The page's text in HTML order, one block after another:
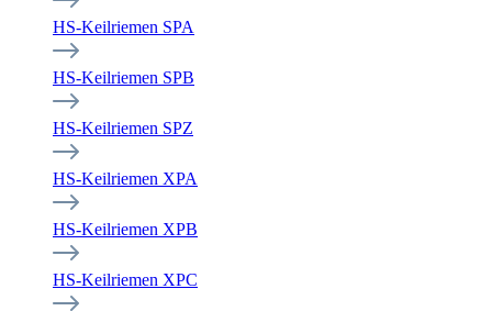
HS-Keilriemen SPA
HS-Keilriemen SPB
HS-Keilriemen SPZ
HS-Keilriemen XPA
HS-Keilriemen XPB
HS-Keilriemen XPC